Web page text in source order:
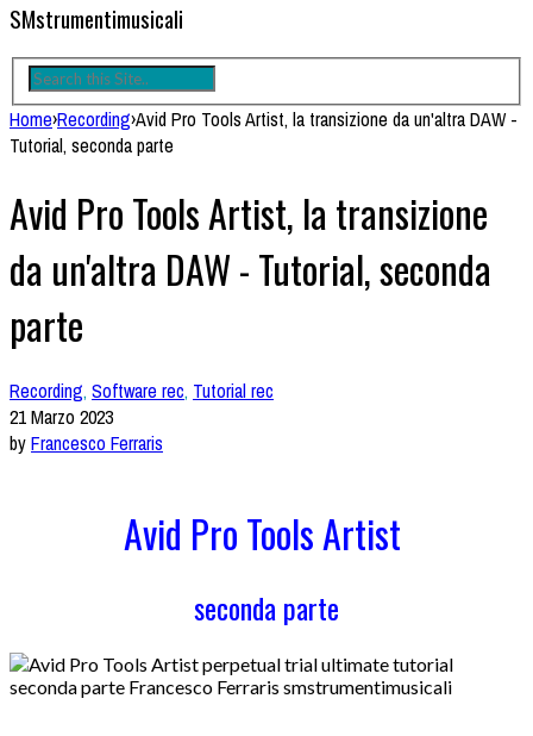
SMstrumentimusicali
Home›Recording›Avid Pro Tools Artist, la transizione da un'altra DAW -
Tutorial, seconda parte
Avid Pro Tools Artist, la transizione
da un'altra DAW - Tutorial, seconda
parte
Recording, Software rec, Tutorial rec
21 Marzo 2023
byFrancesco Ferraris
Avid Pro Tools Artist
seconda parte